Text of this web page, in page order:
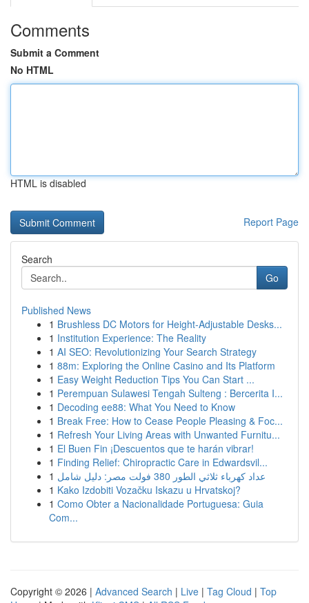
Comments
Submit a Comment
No HTML
HTML is disabled
Report Page
Search
Go
Published News
1 Brushless DC Motors for Height-Adjustable Desks...
1 Institution Experience: The Reality
1 AI SEO: Revolutionizing Your Search Strategy
1 88m: Exploring the Online Casino and Its Platform
1 Easy Weight Reduction Tips You Can Start ...
1 Perempuan Sulawesi Tengah Sulteng : Bercerita I...
1 Decoding ee88: What You Need to Know
1 Break Free: How to Cease People Pleasing & Foc...
1 Refresh Your Living Areas with Unwanted Furnitu...
1 El Buen Fin ¡Descuentos que te harán vibrar!
1 Finding Relief: Chiropractic Care in Edwardsvil...
1
عداد كهرباء ثلاثي الطور 380 فولت مصر: دليل شامل
1 Kako Izdobiti Vozačku Iskazu u Hrvatskoj?
1 Como Obter a Nacionalidade Portuguesa: Guia
Com...
Copyright © 2026 | Advanced Search | Live | Tag Cloud | Top